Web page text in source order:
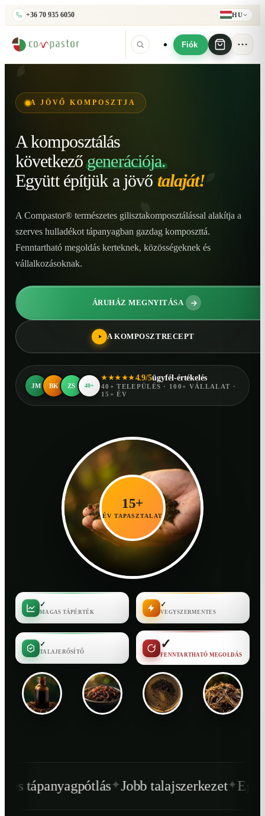
+36 70 935 6050 HU
Fiók
A JÖVŐ KOMPOSZTJA
A komposztálás
következő generációja.
Együtt építjük a jövő talaját!
A Compastor® természetes gilisztakomposztálással alakítja a
szerves hulladékot tápanyagban gazdag komposzttá.
Fenntartható megoldás kerteknek, közösségeknek és
vállalkozásoknak.
ÁRUHÁZ MEGNYITÁSA
A KOMPOSZTRECEPT
JM BK ZS 40+
★★★★★4.9/5ügyfél-értékelés
40+ TELEPÜLÉS · 100+ VÁLLALAT ·
15+ ÉV
15+
ÉV TAPASZTALAT
✓
MAGAS TÁPÉRTÉK
✓
VEGYSZERMENTES
✓
TALAJERŐSÍTŐ
✓
FENNTARTHATÓ MEGOLDÁS
✦Jobb talajszerkezet✦Egészségesebb